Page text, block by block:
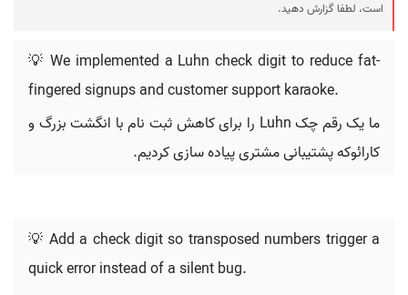
است، لطفا گزارش دهید.
💡 We implemented a Luhn check digit to reduce fat-
fingered signups and customer support karaoke.
ما یک رقم چک Luhn را برای کاهش ثبت نام با انگشت بزرگ و
کارائوکه پشتیبانی مشتری پیاده سازی کردیم.
💡 Add a check digit so transposed numbers trigger a
quick error instead of a silent bug.